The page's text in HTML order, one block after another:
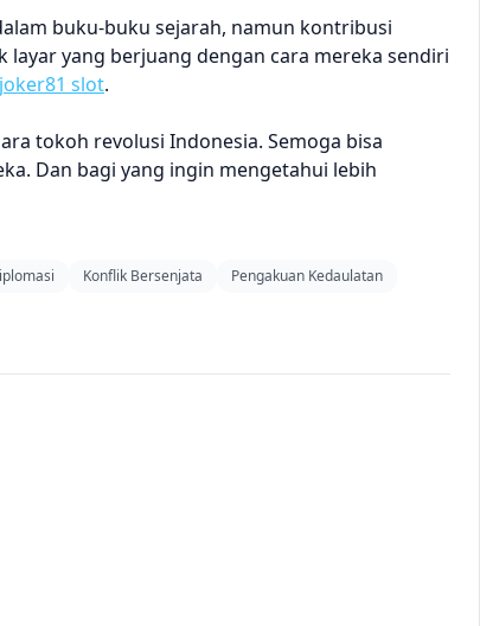
buku-buku sejarah, namun kontribusi
yang berjuang dengan cara mereka sendiri
joker81 slot.
tokoh revolusi Indonesia. Semoga bisa
Dan bagi yang ingin mengetahui lebih
Konflik Bersenjata
Pengakuan Kedaulatan